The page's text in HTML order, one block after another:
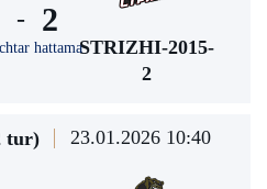
-
hattama
2
STRIZHI-2015-
2
tur) 23.01.2026 10:40